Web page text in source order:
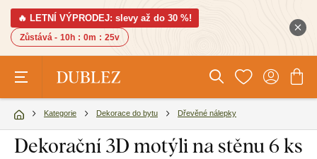
🔥 LETNÍ VÝPRODEJ: slevy až do 30 %!
Zůstává - 10h : 0m : 24v
Kategorie Dekorace do bytu Dřevěné nálepky
Dekorační 3D motýli na stěnu 6 ks